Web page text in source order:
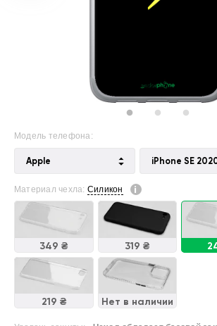
Модель телефона:
Apple iPhone SE
Материал чехла: Силикон
349 ₴ 319 ₴
219 ₴ Нет в наличии